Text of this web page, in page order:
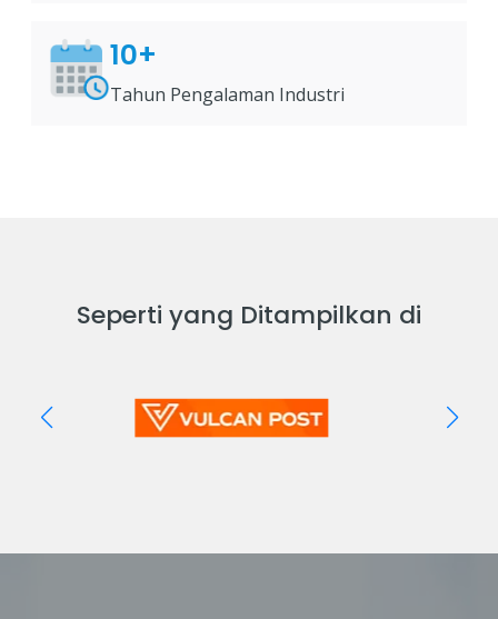
10+
Tahun Pengalaman Industri
Seperti yang Ditampilkan di